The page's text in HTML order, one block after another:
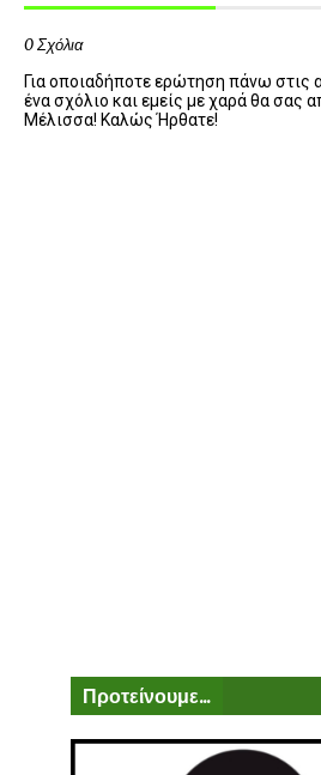
0 Σχόλια
Για οποιαδήποτε ερώτηση πάνω στις
ένα σχόλιο και εμείς με χαρά θα σας
Μέλισσα! Καλώς Ήρθατε!
Προτείνουμε...